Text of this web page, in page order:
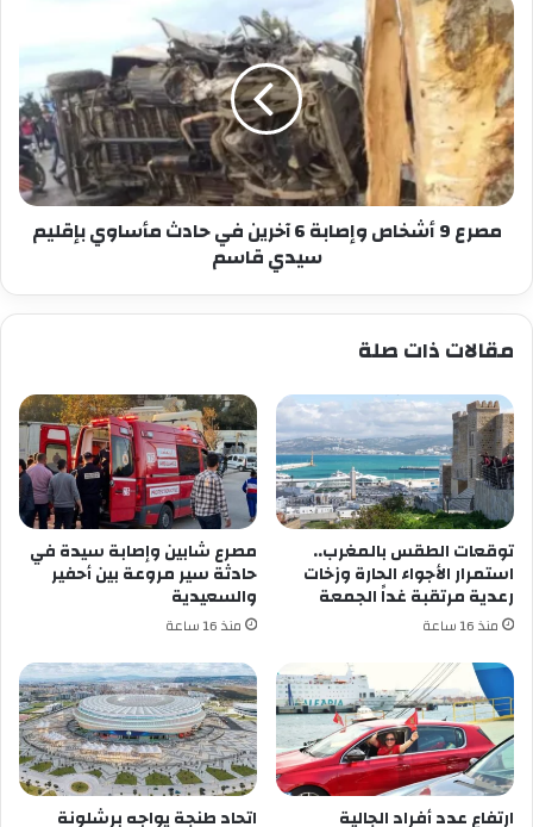
مهم
من
مدينة
فاس
بعدما
انتصر
على
مضيفه
وسلان
مكناس
أهداف
دون
مقابل،
المباراة
التي
جمعت
بينهما
برسم
الجولة
الثالثة
من
بطولة
القسم
الثاني.
9
أشخاص
وإصابة
6
آخرين
في
حادث
مأساوي
بإقليم
مصرع 9 أشخاص وإصابة 6 آخرين في حادث مأساوي بإقليم
سيدي قاسم
مقالات ذات صلة
توقعات الطقس بالمغرب..
استمرار الأجواء الحارة وزخات
رعدية مرتقبة غداً الجمعة
منذ 16 ساعة
مصرع شابين وإصابة سيدة في
حادثة سير مروعة بين أحفير
والسعيدية
منذ 16 ساعة
ارتفاع عدد أفراد الجالية اتحاد طنجة يواجه برشلونة